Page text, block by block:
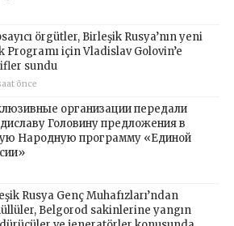
örgütler, Birleşik Rusya’nın yeni
Programı için Vladislav Golovin’e
sundu
önce
организации передали
Головину предложения в
Народную программу «Единой
Rusya Genç Muhafızları’ndan
Belgorod sakinlerine yangın